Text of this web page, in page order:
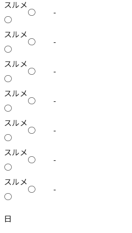
スルメ
○
○ -
スルメ
○
○ -
スルメ
○
○ -
スルメ
○
○
-
スルメ
○
○
-
スルメ
○
○
-
スルメ
○
○
-
日